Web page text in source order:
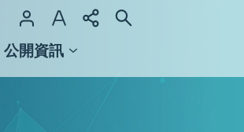
公開資訊